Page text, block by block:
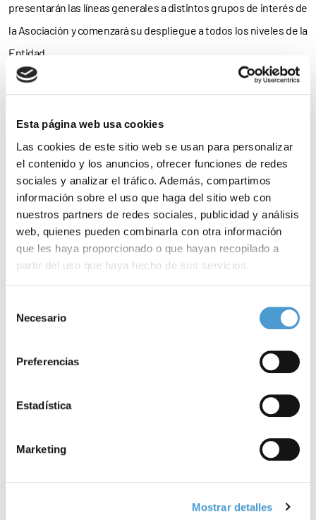
Esta página web usa cookies
Las cookies de este sitio web se usan para personalizar
el contenido y los anuncios, ofrecer funciones de redes
sociales y analizar el tráfico. Además, compartimos
información sobre el uso que haga del sitio web con
nuestros partners de redes sociales, publicidad y análisis
web, quienes pueden combinarla con otra información
que les haya proporcionado o que hayan recopilado a
partir del uso que haya hecho de sus servicios.
de cookies
Necesario
Preferencias
Estadística
Marketing
Mostrar detalles
presentarán las líneas generales a distintos grupos de interés de
la Asociación y comenzará su despliegue a todos los niveles de la
Entidad.
Podéis consultar el plan estratégico en nuestra web
Noticias
relacionadas